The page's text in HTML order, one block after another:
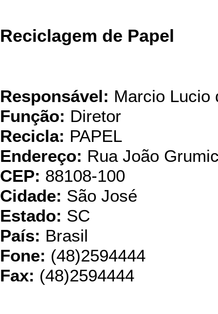
Reciclagem de Papel
Responsável: Marcio Lucio
Função: Diretor
Recicla: PAPEL
Endereço: Rua João
CEP: 88108-100
Cidade: São José
Estado: SC
País: Brasil
Fone: (48)2594444
Fax: (48)2594444